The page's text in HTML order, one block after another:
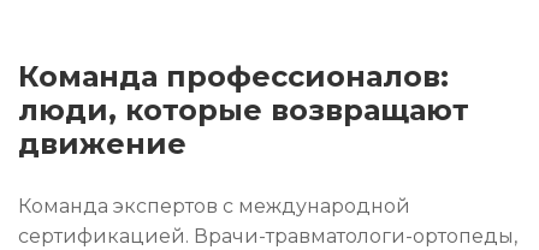
Команда профессионалов:
люди, которые возвращают
движение
Команда экспертов с международной
сертификацией. Врачи-травматологи-ортопеды,